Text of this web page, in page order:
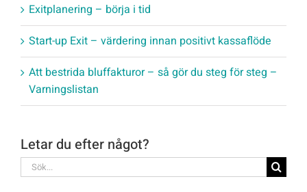
Exitplanering – börja i tid
Start-up Exit – värdering innan positivt kassaflöde
Att bestrida bluffakturor – så gör du steg för steg –
Varningslistan
Letar du efter något?
Sök
efter: